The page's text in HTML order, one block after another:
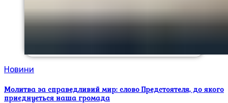
Новини
Молитва за справедливий мир: слово Предстоятеля, до якого
приєднується наша громада